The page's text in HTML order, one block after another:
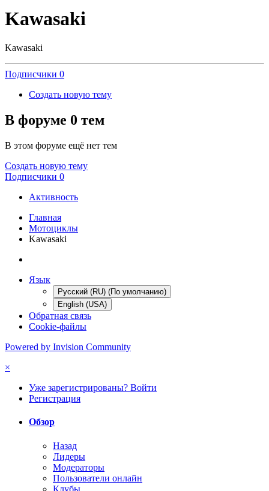
Kawasaki
Kawasaki
Подписчики 0
Создать новую тему
В форуме 0 тем
В этом форуме ещё нет тем
Создать новую тему
Подписчики 0
Активность
Главная
Мотоциклы
Kawasaki
Язык
Русский (RU) (По умолчанию)
English (USA)
Обратная связь
Cookie-файлы
Powered by Invision Community
×
Уже зарегистрированы? Войти
Регистрация
Обзор
Назад
Лидеры
Модераторы
Пользователи онлайн
Клубы